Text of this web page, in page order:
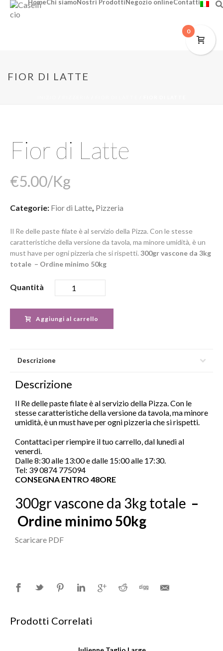
HomeChi siamoNostri ProdottiNegozio onlineContatti
FIOR DI LATTE
Fior di Latte
€5.00/Kg
Categorie: Fior di Latte, Pizzeria
Il Re delle paste filate è al servizio della Pizza. Con le stesse
caratteristiche della versione da tavola, ma minore umidità, è un
must have per ogni pizzeria che si rispetti. 300gr vascone da 3kg
totale – Ordine minimo 50kg
Quantità
Aggiungi al carrello
Descrizione
Descrizione
Il Re delle paste filate è al servizio della Pizza. Con le
stesse caratteristiche della versione da tavola, ma minore
umidità, è un must have per ogni pizzeria che si rispetti.
Contattaci per riempire il tuo carrello, dal lunedi al
venerdi.
Dalle 8:30 alle 13:00 e dalle 15:00 alle 17:30.
Tel: 39 0874 775094
CONSEGNA ENTRO 48ORE
300gr vascone da 3kg totale –
Ordine minimo 50kg
Scaricare PDF
Prodotti Correlati
0